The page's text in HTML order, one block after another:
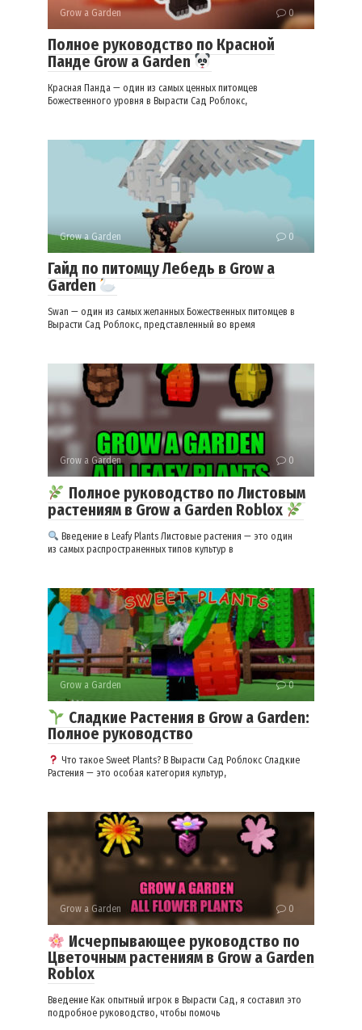
Grow a Garden 0
Полное руководство по Красной
Панде Grow a Garden
Красная Панда — один из самых ценных питомцев
Божественного уровня в Вырасти Сад Роблокс,
Grow a Garden 0
Гайд по питомцу Лебедь в Grow a
Garden
Swan — один из самых желанных Божественных питомцев в
Вырасти Сад Роблокс, представленный во время
Grow a Garden 0
Полное руководство по Листовым
растениям в Grow a Garden Roblox
Введение в Leafy Plants Листовые растения — это один
из самых распространенных типов культур в
Grow a Garden 0
Сладкие Растения в Grow a Garden:
Полное руководство
Что такое Sweet Plants? В Вырасти Сад Роблокс Сладкие
Растения — это особая категория культур,
Grow a Garden 0
Исчерпывающее руководство по
Цветочным растениям в Grow a Garden
Roblox
Введение Как опытный игрок в Вырасти Сад, я составил это
подробное руководство, чтобы помочь